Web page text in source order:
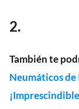
2.
También te
Neumáticos